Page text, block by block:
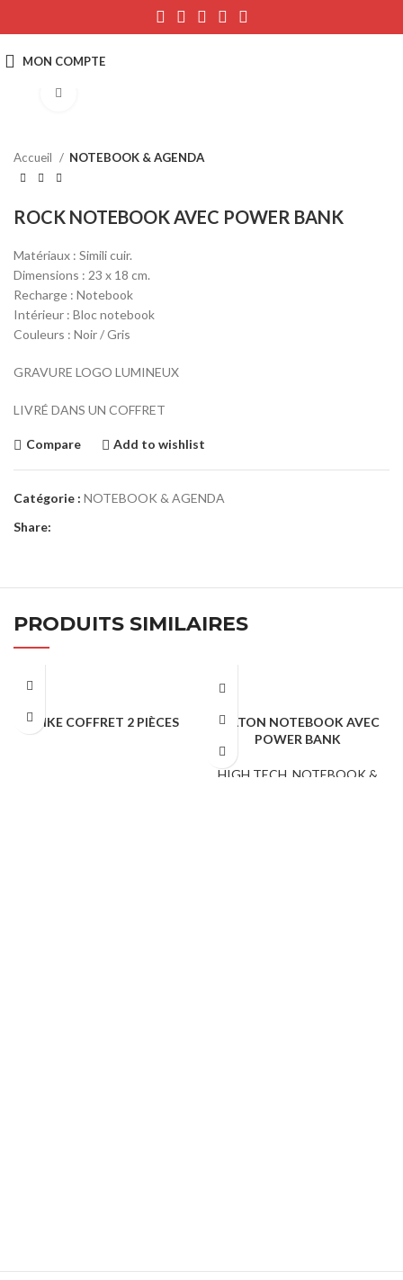
Accueil NOTEBOOK & AGENDA
ROCK NOTEBOOK AVEC POWER BANK
Matériaux : Simili cuir.
Dimensions : 23 x 18 cm.
Recharge : Notebook
Intérieur : Bloc notebook
Couleurs : Noir / Gris
GRAVURE LOGO LUMINEUX
LIVRÉ DANS UN COFFRET
Compare Add to wishlist
Catégorie : NOTEBOOK & AGENDA
Share:
PRODUITS SIMILAIRES
MIKE COFFRET 2 PIÈCES
MILTON NOTEBOOK AVEC
POWER BANK
HIGH TECH NOTEBOOK &